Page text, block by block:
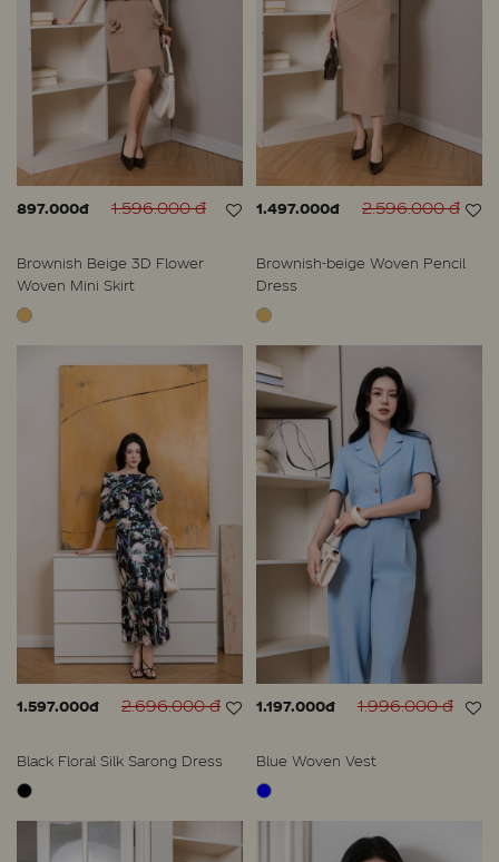
897.000đ 1.596.000 đ
Brownish Beige 3D Flower
Woven Mini Skirt
1.497.000đ 2.596.000 đ
Brownish-beige Woven Pencil
Dress
1.597.000đ 2.696.000 đ
Black Floral Silk Sarong Dress
1.197.000đ 1.996.000 đ
Blue Woven Vest